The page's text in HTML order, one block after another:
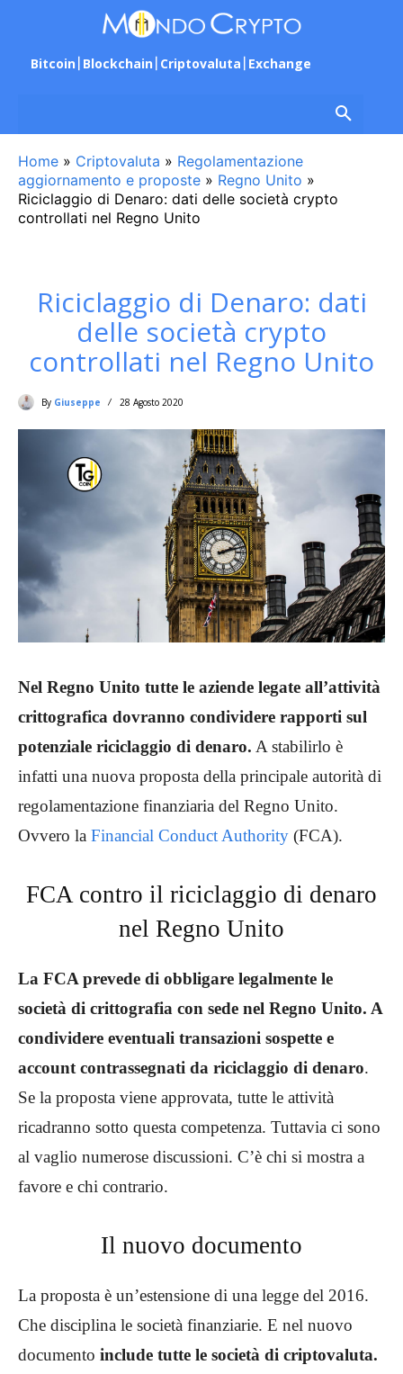
Bitcoin Blockchain Criptovaluta Exchange
Home » Criptovaluta » Regolamentazione
aggiornamento e proposte » Regno Unito »
Riciclaggio di Denaro: dati delle società crypto
controllati nel Regno Unito
Riciclaggio di Denaro: dati
delle società crypto
controllati nel Regno Unito
By Giuseppe 28 Agosto 2020
Nel Regno Unito tutte le aziende legate all’attività
crittografica dovranno condividere rapporti sul
potenziale riciclaggio di denaro. A stabilirlo è
infatti una nuova proposta della principale autorità di
regolamentazione finanziaria del Regno Unito.
Ovvero la Financial Conduct Authority (FCA).
FCA contro il riciclaggio di denaro
nel Regno Unito
La FCA prevede di obbligare legalmente le
società di crittografia con sede nel Regno Unito. A
condividere eventuali transazioni sospette e
account contrassegnati da riciclaggio di denaro.
Se la proposta viene approvata, tutte le attività
ricadranno sotto questa competenza. Tuttavia ci sono
al vaglio numerose discussioni. C’è chi si mostra a
favore e chi contrario.
Il nuovo documento
La proposta è un’estensione di una legge del 2016.
Che disciplina le società finanziarie. E nel nuovo
documento include tutte le società di criptovaluta.